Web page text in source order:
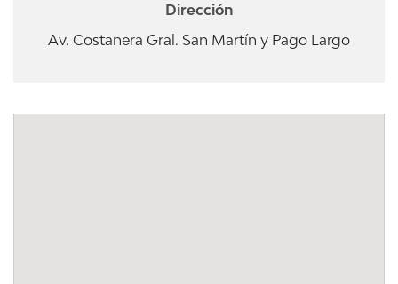
Dirección
Av. Costanera Gral. San Martín y Pago Largo